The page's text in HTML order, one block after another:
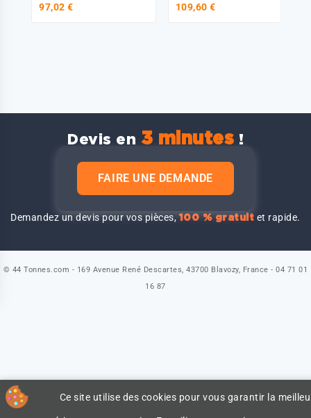
97,02 € 109,60 €
Devis en 3 minutes !
FAIRE UNE DEMANDE
Demandez un devis pour vos pièces,100 % gratuit et rapide.
Ce site utilise des cookies pour vous garantir la
© 44 Tonnes.com - 169 Avenue René Descartes, 43700 Blavozy, France - 04 71 01
16 87